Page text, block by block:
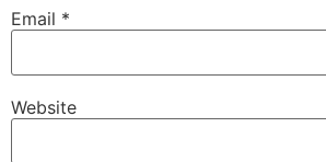
Email *
Website